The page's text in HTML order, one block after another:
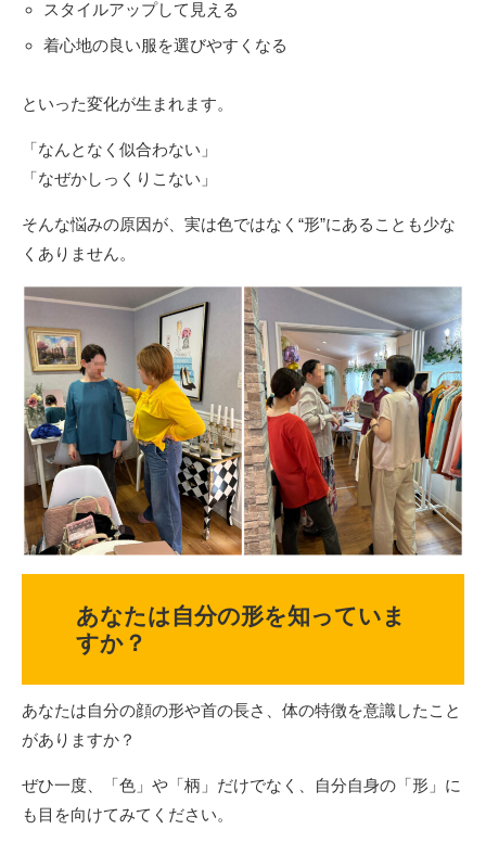
スタイルアップして見える
着心地の良い服を選びやすくなる
といった変化が生まれます。
「なんとなく似合わない」
「なぜかしっくりこない」
そんな悩みの原因が、実は色ではなく“形”にあることも少な
くありません。
あなたは自分の形を知っていま
すか？
あなたは自分の顔の形や首の長さ、体の特徴を意識したこと
がありますか？
ぜひ一度、「色」や「柄」だけでなく、自分自身の「形」に
も目を向けてみてください。